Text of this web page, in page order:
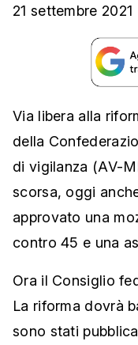
21 settembre 2021
Via libera alla
della
di vigilanza (AV-
scorsa, oggi
approvato una
contro 45 e una
Ora il Consiglio
La riforma dovrà
sono stati